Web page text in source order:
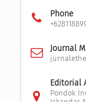
Phone
Journal
Editorial
Pondok